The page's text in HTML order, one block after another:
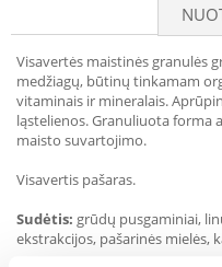
Visavertės maistinės granulės
medžiagų, būtinų tinkamam
vitaminais ir mineralais.
ląstelienos. Granuliuota forma
maisto suvartojimo.
Visavertis pašaras.
Sudėtis: grūdų pusgaminiai,
ekstrakcijos, pašarinės mielės,